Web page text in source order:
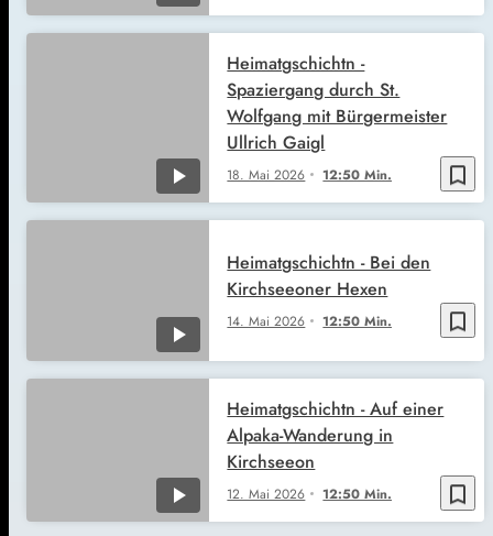
bookmark_border
18. Mai 2026 12:50 Min.
Heimatgschichtn -
Spaziergang durch St.
Wolfgang mit Bürgermeister
Ullrich Gaigl
bookmark_border
14. Mai 2026 12:50 Min.
Heimatgschichtn - Bei den
Kirchseeoner Hexen
bookmark_border
12. Mai 2026 12:50 Min.
Heimatgschichtn - Auf einer
Alpaka-Wanderung in
Kirchseeon